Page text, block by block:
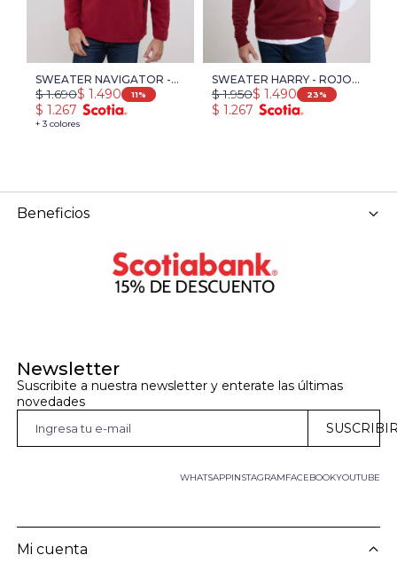
SWEATER NAVIGATOR -
ROJO
+ 3 colores
$ 1.490
$ 1.690 11
$ 1.267
SWEATER HARRY - ROJO
OSCURO
$ 1.490
$ 1.950 23
$ 1.267
Newsletter
Suscribite a nuestra newsletter y enterate las últimas
novedades
WHATSAPP FACEBOOKYOUTUBE
INSTAGRAM
Mi cuenta
Beneficios